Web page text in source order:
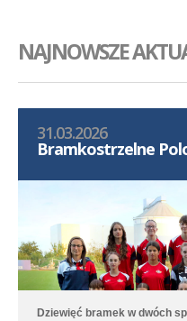
NAJNOWSZE
31.03.2026
Bramkostrzelne
Dziewięć bramek w dwóch